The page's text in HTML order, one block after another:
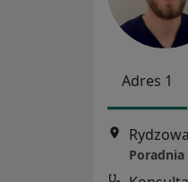
Adres 1